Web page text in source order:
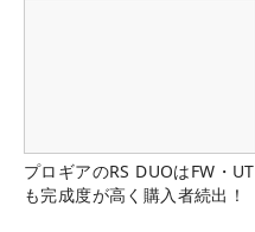
プロギアのRS DUOはFW・UT
も完成度が高く購入者続出！